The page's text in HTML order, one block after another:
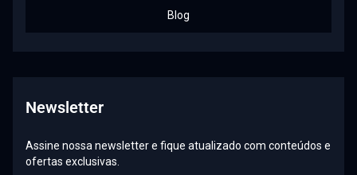
Blog
Newsletter
Assine nossa newsletter e fique atualizado com conteúdos e
ofertas exclusivas.